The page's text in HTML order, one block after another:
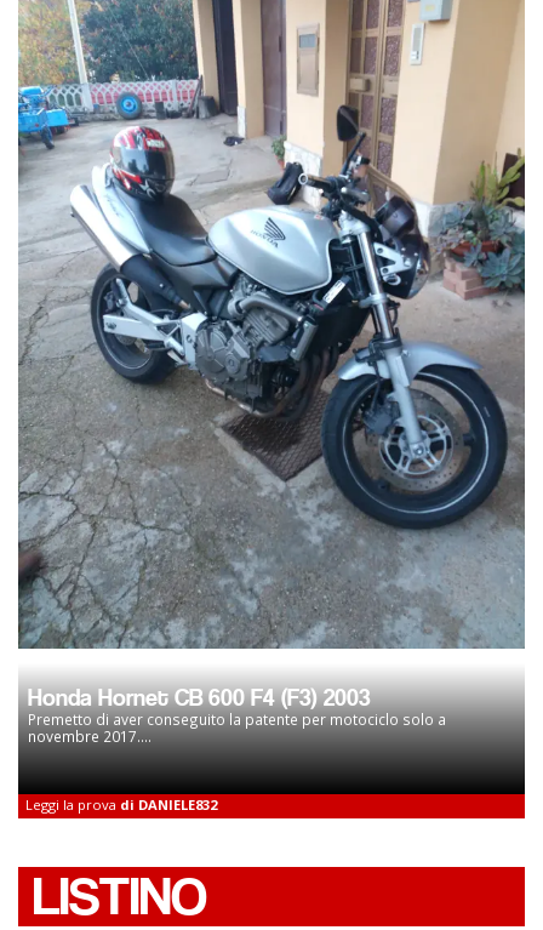
Honda Hornet CB 600 F4 (F3) 2003
Premetto di aver conseguito la patente per motociclo solo a
novembre 2017....
Leggi la prova di DANIELE832
LISTINO